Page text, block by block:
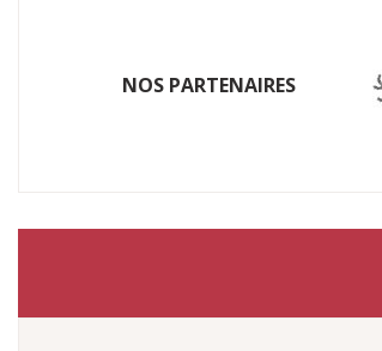
NOS P​ARTENAIRES